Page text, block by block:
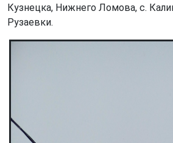
Кузнецка, Нижнего Ломова, с.
Рузаевки.